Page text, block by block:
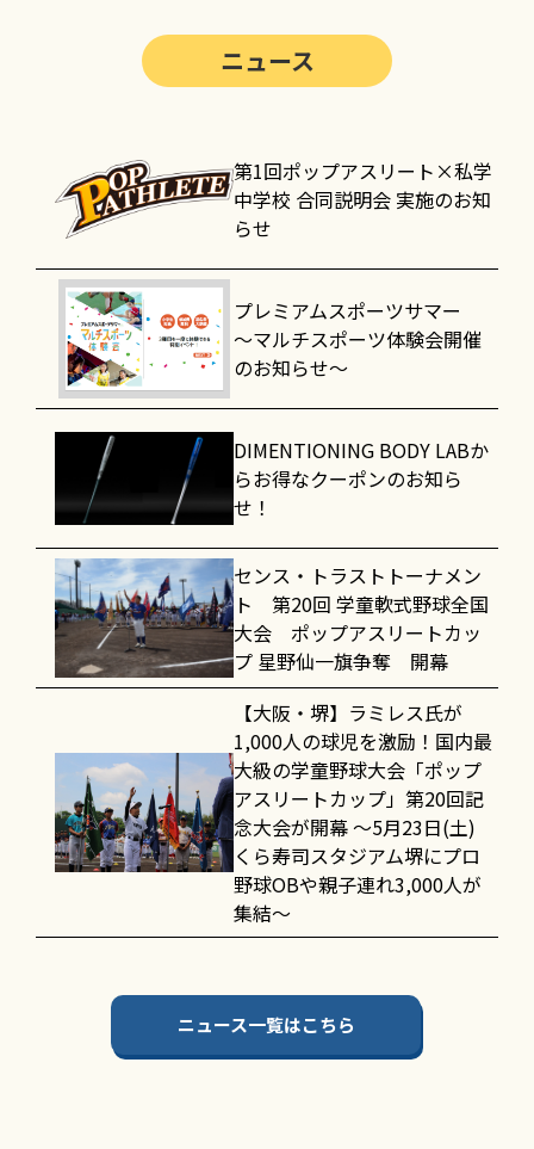
ニュース
第1回ポップアスリート×私学
中学校 合同説明会 実施のお知
らせ
プレミアムスポーツサマー
～マルチスポーツ体験会開催
のお知らせ～
DIMENTIONING BODY LABか
らお得なクーポンのお知ら
せ！
センス・トラストトーナメン
ト 第20回 学童軟式野球全国
大会 ポップアスリートカッ
プ 星野仙一旗争奪 開幕
【大阪・堺】ラミレス氏が
1,000人の球児を激励！国内最
大級の学童野球大会「ポップ
アスリートカップ」第20回記
念大会が開幕 〜5月23日(土)
くら寿司スタジアム堺にプロ
野球OBや親子連れ3,000人が
集結〜
ニュース一覧はこちら